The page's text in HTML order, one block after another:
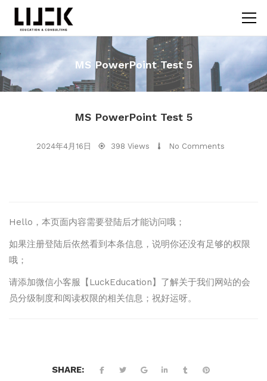
MS PowerPoint Test 5
MS PowerPoint Test 5
2024年4月16日 398 Views No Comments
Hello，本页面内容需要登陆后才能访问哦；
如果注册登陆后依然看到本条信息，说明你还没有足够的权限
哦；
请添加微信小客服【LuckEducation】了解关于我们网站的会
员分级制度和阅读权限的相关信息；祝好运呀。
SHARE: